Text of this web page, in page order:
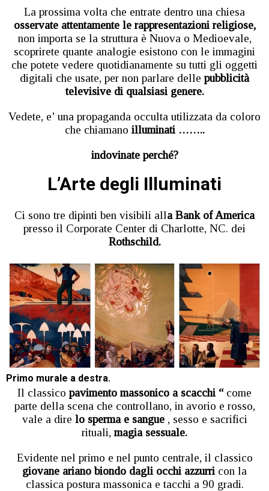
La prossima volta che entrate dentro una chiesa
osservate attentamente le rappresentazioni religiose,
non importa se la struttura è Nuova o Medioevale,
scoprirete quante analogie esistono con le immagini
che potete vedere quotidianamente su tutti gli oggetti
digitali che usate, per non parlare delle pubblicità
televisive di qualsiasi genere.
Vedete, e’ una propaganda occulta utilizzata da coloro
che chiamano illuminati ……..
indovinate perché?
L’Arte degli Illuminati
Ci sono tre dipinti ben visibili alla Bank of America
presso il Corporate Center di Charlotte, NC. dei
Rothschild.
Primo murale a destra.
Il classico pavimento massonico a scacchi “come
parte della scena che controllano, in avorio e rosso,
vale a dire lo sperma e sangue, sesso e sacrifici
rituali, magia sessuale.
Evidente nel primo e nel punto centrale, il classico
giovane ariano biondo dagli occhi azzurri con la
classica postura massonica e tacchi a 90 gradi.